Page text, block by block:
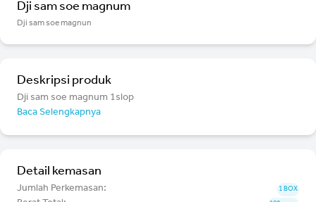
Dji sam soe magnum
Dji sam soe magnun
Deskripsi produk
Dji sam soe magnum 1slop
Baca Selengkapnya
Detail kemasan
Jumlah Perkemasan: 1 BOX